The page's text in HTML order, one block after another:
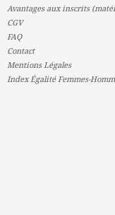
Avantages aux inscrits
CGV
FAQ
Contact
Mentions Légales
Index Égalité Femmes-